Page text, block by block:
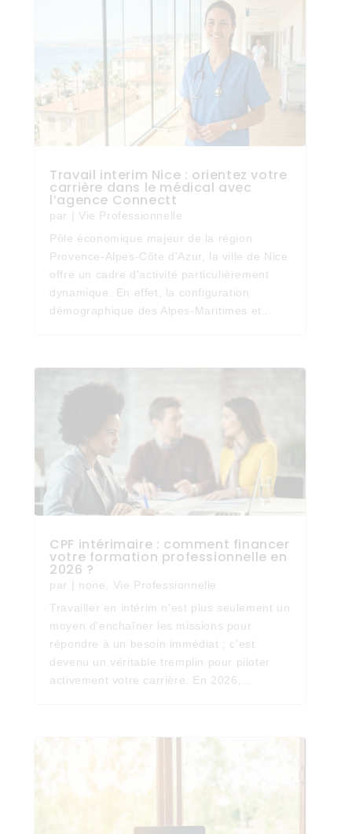
Travail interim Nice : orientez votre
carrière dans le médical avec
l’agence Connectt
par
Vie Professionnelle
Pôle économique majeur de la région
Provence-Alpes-Côte d'Azur, la ville de Nice
offre un cadre d'activité particulièrement
dynamique. En effet, la configuration
démographique des Alpes-Maritimes et...
CPF intérimaire : comment financer
votre formation professionnelle en
2026 ?
par none
Vie Professionnelle
Travailler en intérim n'est plus seulement un
moyen d'enchaîner les missions pour
répondre à un besoin immédiat ; c'est
devenu un véritable tremplin pour piloter
activement votre carrière. En 2026,...